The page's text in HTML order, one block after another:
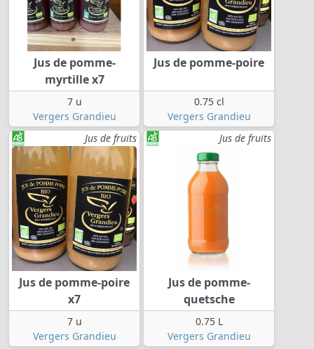
Jus de pomme-
myrtille x7
7 u
Vergers Grandieu
Jus de pomme-poire
0.75 cl
Vergers Grandieu
Jus de fruits
Jus de pomme-poire
x7
7 u
Vergers Grandieu
Jus de fruits
Jus de pomme-
quetsche
0.75 L
Vergers Grandieu